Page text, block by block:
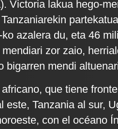
Victoria lakua hego-
azalera du, eta 46
zor zaio,
bigarren mendi
que tiene
este, Tanzania al sur,
con el océano